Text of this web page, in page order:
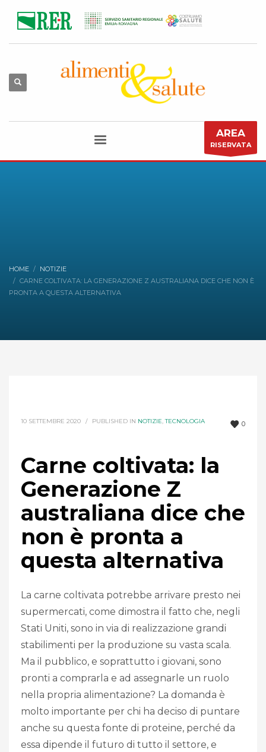
AREA
RISERVATA
HOME
NOTIZIE
CARNE COLTIVATA: LA GENERAZIONE Z AUSTRALIANA DICE CHE NON È
PRONTA A QUESTA ALTERNATIVA
0
10 SETTEMBRE 2020 / PUBLISHED IN NOTIZIE,TECNOLOGIA
Carne coltivata: la
Generazione Z
australiana dice che
non è pronta a
questa alternativa
La carne coltivata potrebbe arrivare presto nei
supermercati, come dimostra il fatto che, negli
Stati Uniti, sono in via di realizzazione grandi
stabilimenti per la produzione su vasta scala.
Ma il pubblico, e soprattutto i giovani, sono
pronti a comprarla e ad assegnarle un ruolo
nella propria alimentazione? La domanda è
molto importante per chi ha deciso di puntare
anche su questa fonte di proteine, perché da
essa dipende il futuro di tutto il settore, e